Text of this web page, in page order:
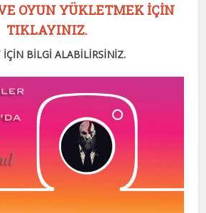
OYUN YÜKLETMEK İÇİN
TIKLAYINIZ.
İÇİN BİLGİ ALABİLİRSİNİZ.